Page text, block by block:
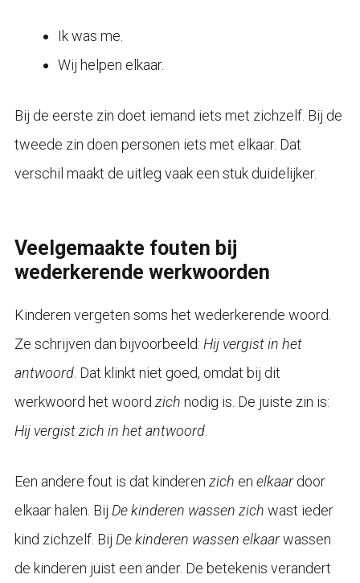
Ik was me.
Wij helpen elkaar.
Bij de eerste zin doet iemand iets met zichzelf. Bij de
tweede zin doen personen iets met elkaar. Dat
verschil maakt de uitleg vaak een stuk duidelijker.
Veelgemaakte fouten bij
wederkerende werkwoorden
Kinderen vergeten soms het wederkerende woord.
Ze schrijven dan bijvoorbeeld: Hij vergist in het
antwoord. Dat klinkt niet goed, omdat bij dit
werkwoord het woord zich nodig is. De juiste zin is:
Hij vergist zich in het antwoord.
Een andere fout is dat kinderen zich en elkaardoor
elkaar halen. Bij De kinderen wassen zich wast ieder
kind zichzelf. Bij De kinderen wassen elkaarwassen
de kinderen juist een ander. De betekenis verandert